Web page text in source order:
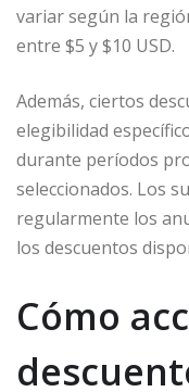
variar según la
entre $5 y $10 USD.
Además, ciertos
elegibilidad
durante períodos
seleccionados. Los
regularmente los
los descuentos
Cómo